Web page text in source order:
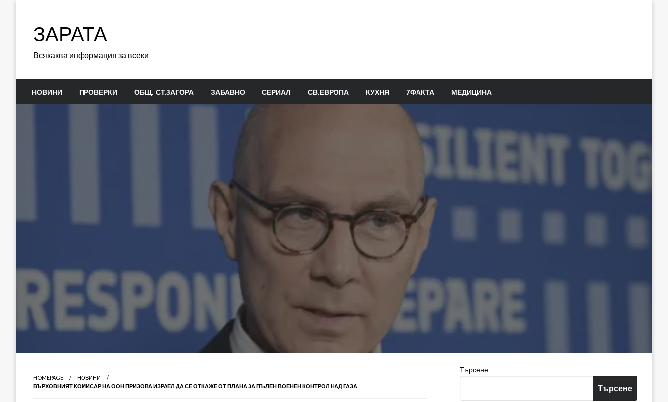
ЗАРАТА
Всякаква информация за всеки
НОВИНИ ПРОВЕРКИ ОБЩ. СТ.ЗАГОРА ЗАБАВНО СЕРИАЛ СВ.ЕВРОПА КУХНЯ 7ФАКТА МЕДИЦИНА
HOMEPAGE
НОВИНИ
ВЪРХОВНИЯТ КОМИСАР НА ООН ПРИЗОВА ИЗРАЕЛ ДА СЕ ОТКАЖЕ ОТ ПЛАНА ЗА ПЪЛЕН ВОЕНЕН КОНТРОЛ НАД ГАЗА
Търсене
Търсене